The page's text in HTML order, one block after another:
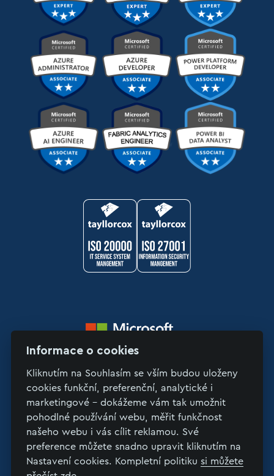
Copyright © 2026 LinkSoft
>
Ochrana osobních údajů
Informace o cookies
Kliknutím na Souhlasím se vším budou uloženy
cookies funkční, preferenční, analytické i
marketingové - dokážeme vám tak umožnit
pohodlné používání webu, měřit funkčnost
našeho webu i vás cílit reklamou. Své
preference můžete snadno upravit kliknutím na
Nastavení cookies. Kompletní politiku si můžete